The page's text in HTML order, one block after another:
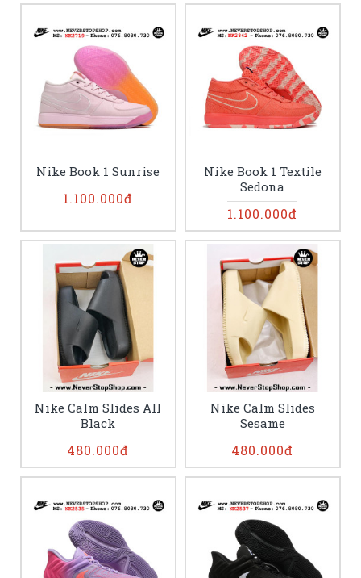
Nike Book 1 Sunrise
1.100.000đ
Nike Book 1 Textile
Sedona
1.100.000đ
Nike Calm Slides All
Black
480.000đ
Nike Calm Slides
Sesame
480.000đ